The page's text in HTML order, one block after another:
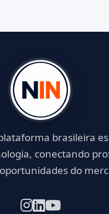
brasileira
conectando
do